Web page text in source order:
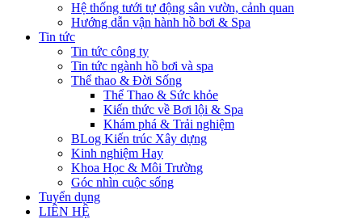
Hệ thống tưới tự động sân vườn, cảnh quan
Hướng dẫn vận hành hồ bơi & Spa
Tin tức
Tin tức công ty
Tin tức ngành hồ bơi và spa
Thể thao & Đời Sống
Thể Thao & Sức khỏe
Kiến thức về Bơi lội & Spa
Khám phá & Trải nghiệm
BLog Kiến trúc Xây dựng
Kinh nghiệm Hay
Khoa Học & Môi Trường
Góc nhìn cuộc sống
Tuyển dụng
LIÊN HỆ